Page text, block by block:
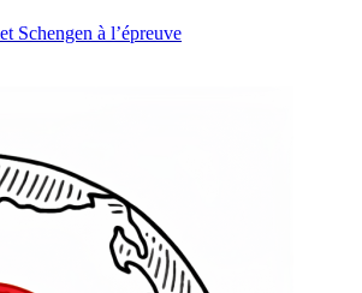
Schengen à l’épreuve